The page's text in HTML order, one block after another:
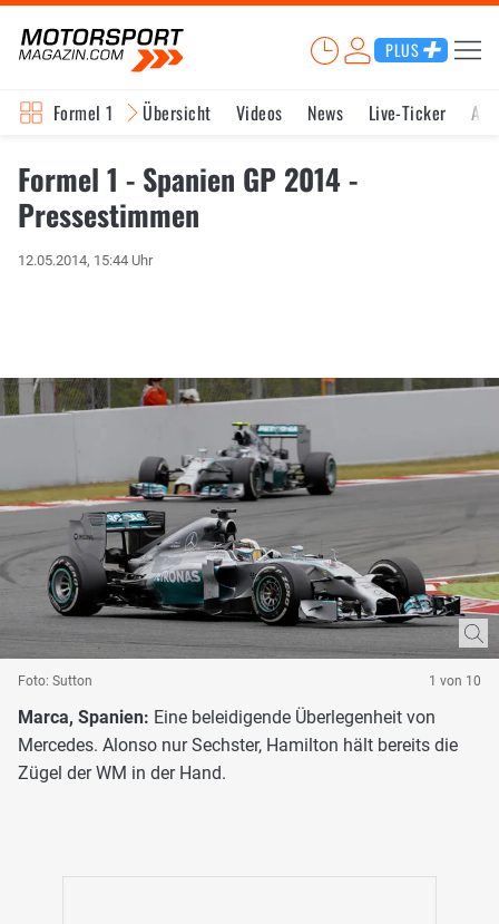
PLUS
Formel 1 Übersicht Videos News Live-Ticker
Formel 1 - Spanien GP 2014 -
Pressestimmen
12.05.2014, 15:44 Uhr
Foto: Sutton 1 von 10
Marca, Spanien: Eine beleidigende Überlegenheit von
Mercedes. Alonso nur Sechster, Hamilton hält bereits die
Zügel der WM in der Hand.